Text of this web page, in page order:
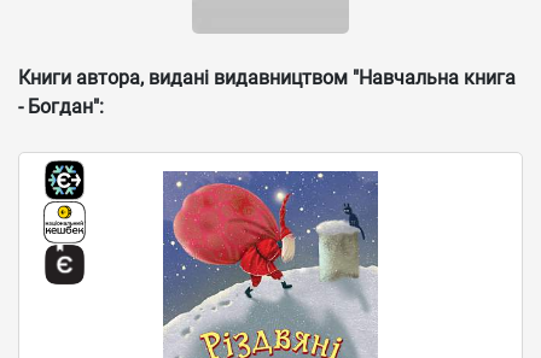
Книги автора, видані видавництвом "Навчальна книга
- Богдан":